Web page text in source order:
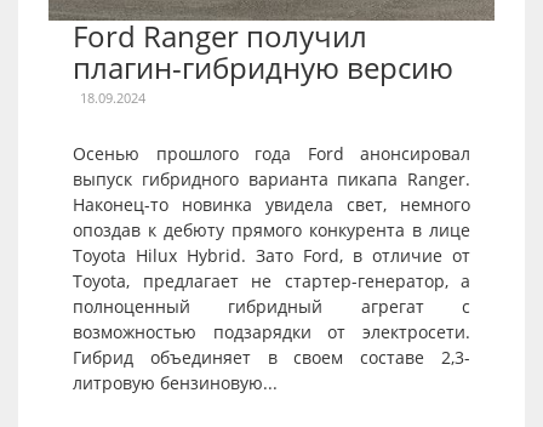
Ford Ranger получил
плагин-гибридную версию
18.09.2024
Осенью прошлого года Ford анонсировал
выпуск гибридного варианта пикапа Ranger.
Наконец-то новинка увидела свет, немного
опоздав к дебюту прямого конкурента в лице
Toyota Hilux Hybrid. Зато Ford, в отличие от
Toyota, предлагает не стартер-генератор, а
полноценный гибридный агрегат с
возможностью подзарядки от электросети.
Гибрид объединяет в своем составе 2,3-
литровую бензиновую...